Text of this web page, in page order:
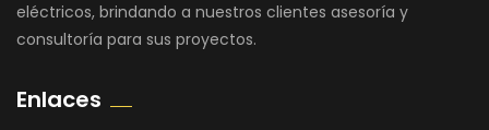
eléctricos, brindando a nuestros clientes asesoría y
consultoría para sus proyectos.
Enlaces